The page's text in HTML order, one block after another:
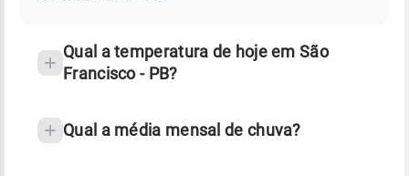
Qual a temperatura de hoje em São
Francisco - PB?
Qual a média mensal de chuva?